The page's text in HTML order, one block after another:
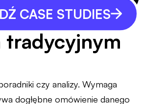
CASE STUDIES
tradycyjnym
czy analizy. Wymaga
dogłębne omówienie danego